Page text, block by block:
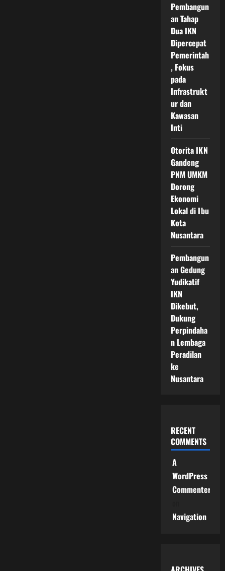
Pembangun
an Tahap
Dua IKN
Dipercepat
Pemerintah
, Fokus
pada
Infrastrukt
ur dan
Kawasan
Inti
Otorita IKN
Gandeng
PNM UMKM
Dorong
Ekonomi
Lokal di Ibu
Kota
Nusantara
Pembangun
an Gedung
Yudikatif
IKN
Dikebut,
Dukung
Perpindaha
n Lembaga
Peradilan
ke
Nusantara
RECENT
COMMENTS
A
WordPress
Commenter
Navigation